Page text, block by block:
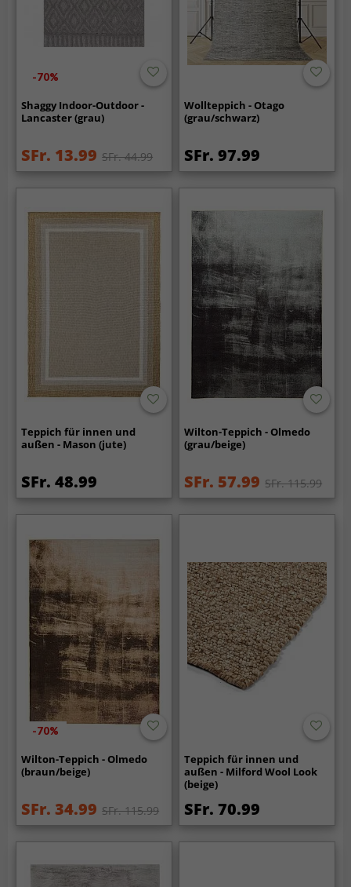
-70%
Shaggy Indoor-Outdoor -
Lancaster (grau)
SFr. 13.99 SFr. 44.99
Wollteppich - Otago
(grau/schwarz)
SFr. 97.99
Teppich für innen und
außen - Mason (jute)
SFr. 48.99
Wilton-Teppich - Olmedo
(grau/beige)
SFr. 57.99 SFr. 115.99
-70%
Wilton-Teppich - Olmedo
(braun/beige)
SFr. 34.99 SFr. 115.99
Teppich für innen und
außen - Milford Wool Look
(beige)
SFr. 70.99